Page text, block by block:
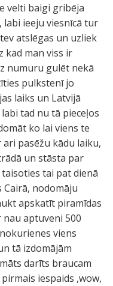
velti baigi gribēja
labi ieeju viesnīcā tur
atslēgas un uzliek
kad man viss ir
numuru gulēt nekā
pulkstenī jo
laiks un Latvijā
tad nu tā pieceļos
ko lai viens te
pasēžu kādu laiku,
un stāsta par
tai pat dienā
nodomāju
apskatīt piramīdas
nau aptuveni 500
viens
tā izdomājām
darīts braucam
iespaids ,wow,